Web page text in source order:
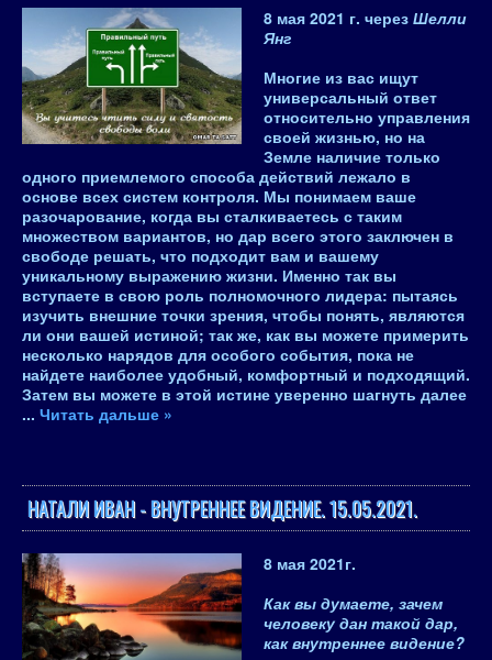
8 мая 2021 г. через Шелли
Янг
Многие из вас ищут
универсальный ответ
относительно управления
своей жизнью, но на
Земле наличие только
одного приемлемого способа действий лежало в
основе всех систем контроля. Мы понимаем ваше
разочарование, когда вы сталкиваетесь с таким
множеством вариантов, но дар всего этого заключен в
свободе решать, что подходит вам и вашему
уникальному выражению жизни. Именно так вы
вступаете в свою роль полномочного лидера: пытаясь
изучить внешние точки зрения, чтобы понять, являются
ли они вашей истиной; так же, как вы можете примерить
несколько нарядов для особого события, пока не
найдете наиболее удобный, комфортный и подходящий.
Затем вы можете в этой истине уверенно шагнуть далее
... Читать дальше »
НАТАЛИ ИВАН - ВНУТРЕННЕЕ ВИДЕНИЕ. 15.05.2021.
8 мая 2021г.
Как вы думаете, зачем
человеку дан такой дар,
как внутреннее видение?